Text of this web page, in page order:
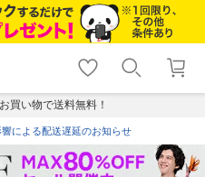
shopping_cart lock_outline
ログイン
買い物で送料無料！
による配送遅延のお知らせ